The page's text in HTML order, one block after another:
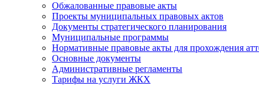
Обжалованные правовые акты
Проекты муниципальных правовых актов
Документы стратегического планирования
Муниципальные программы
Нормативные правовые акты для прохождения
Основные документы
Административные регламенты
Тарифы на услуги ЖКХ